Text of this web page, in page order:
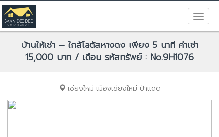
บ้านให้เช่า – ใกล้โลตัสหางดง เพียง 5 นาที ค่าเช่า
15,000 บาท / เดือน รหัสทรัพย์ : No.9H1076
เชียงใหม่ เมืองเชียงใหม่ ป่าแดด